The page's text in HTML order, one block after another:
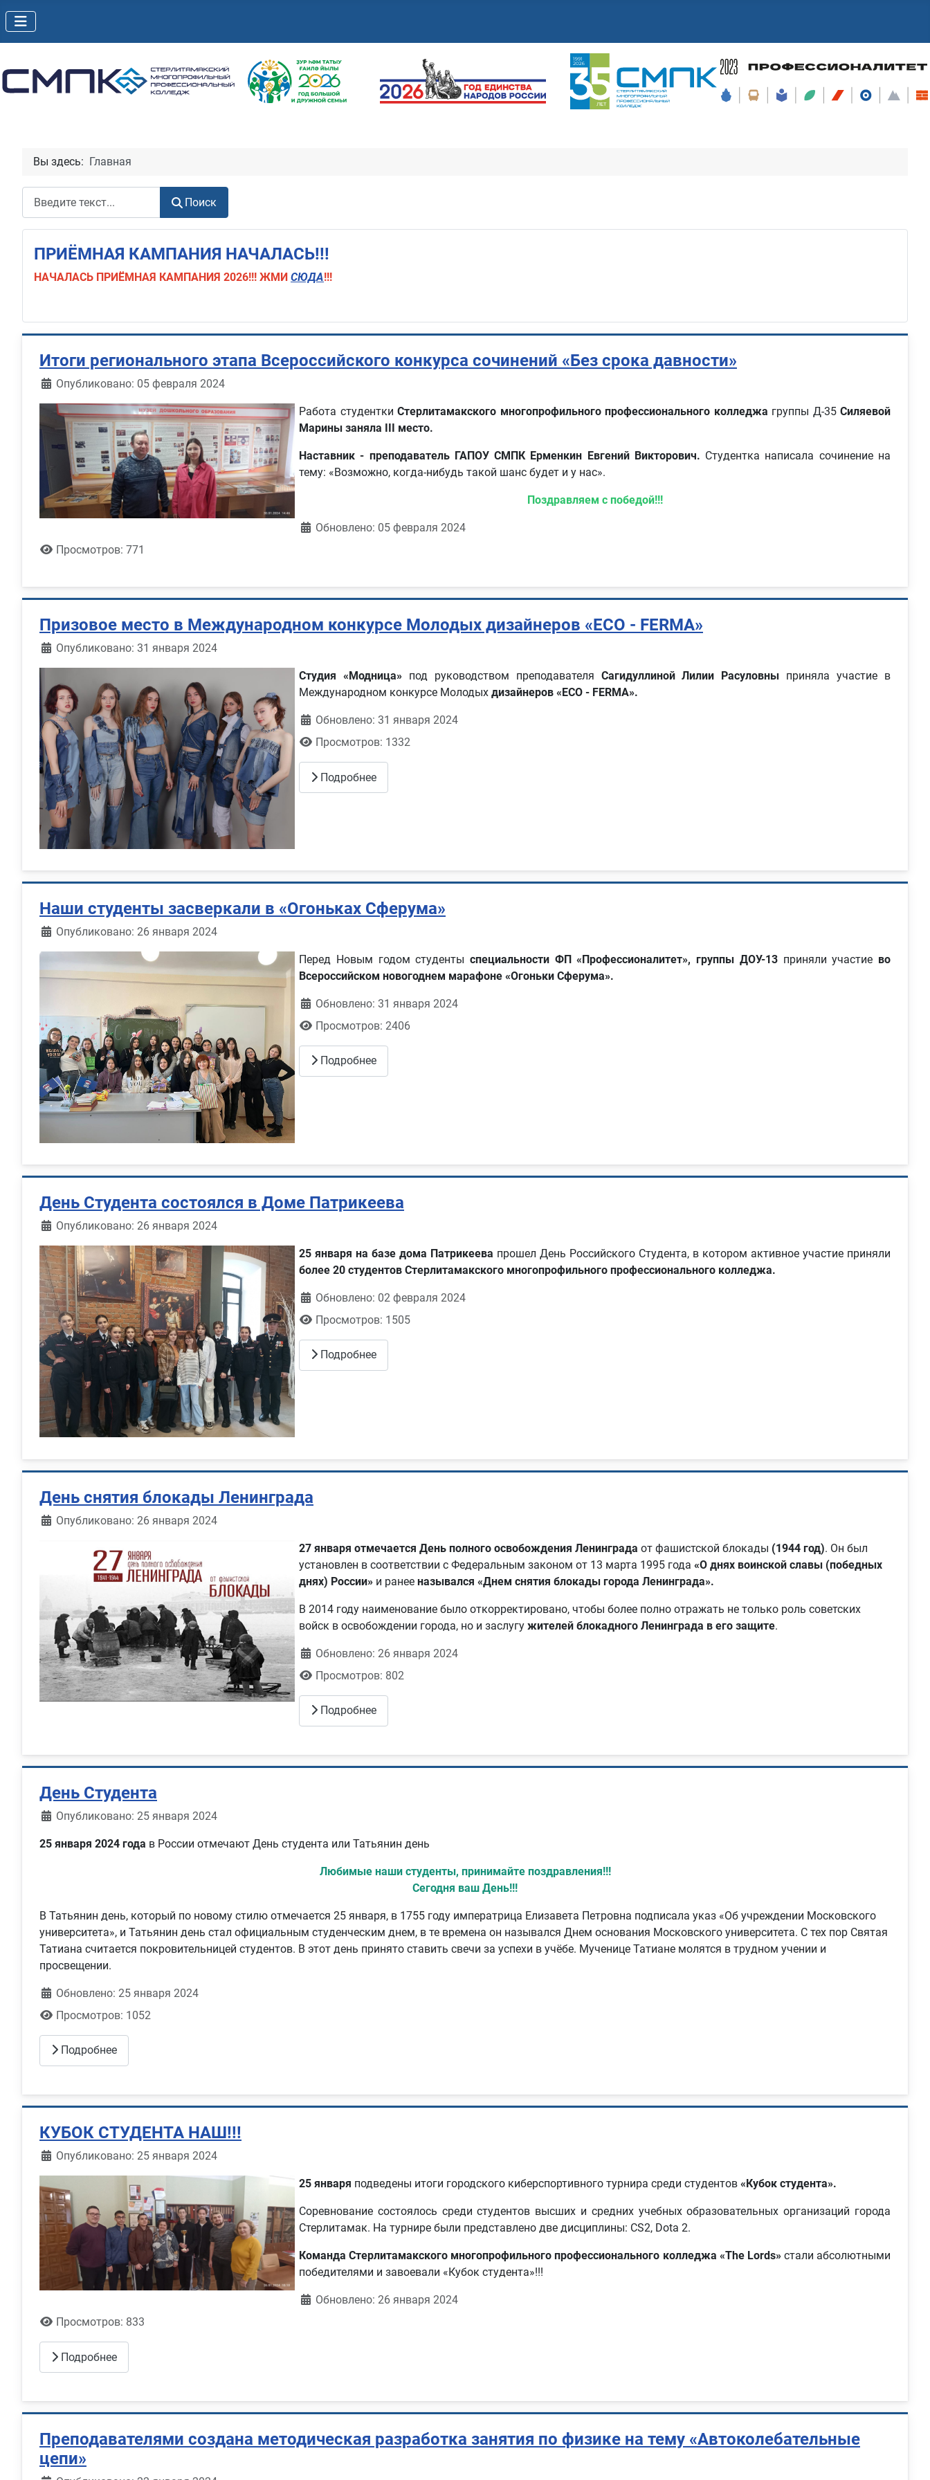
Вы здесь: Главная
Поиск
ПРИЁМНАЯ КАМПАНИЯ НАЧАЛАСЬ!!!
НАЧАЛАСЬ ПРИЁМНАЯ КАМПАНИЯ 2026!!! ЖМИ СЮДА!!!
Итоги регионального этапа Всероссийского конкурса сочинений «Без срока давности»
Информация о материале
Опубликовано: 05 февраля 2024
Работа студенткиСтерлитамакского многопрофильного профессионального колледжа группы Д-35Силяевой
Марины заняла III место.
Наставник - преподаватель ГАПОУ СМПК Ерменкин Евгений Викторович. Студентка написала сочинение на
тему: «Возможно, когда-нибудь такой шанс будет и у нас».
Поздравляем с победой!!!
Обновлено: 05 февраля 2024
Просмотров: 771
Призовое место в Международном конкурсе Молодых дизайнеров «ECO - FERMA»
Информация о материале
Опубликовано: 31 января 2024
Студия «Модница» под руководством преподавателя Сагидуллиной Лилии Расуловны приняла участие в
Международном конкурсе Молодыхдизайнеров «ECO - FERMA».
Обновлено: 31 января 2024
Просмотров: 1332
Подробнее
Наши студенты засверкали в «Огоньках Сферума»
Информация о материале
Опубликовано: 26 января 2024
Перед Новым годом студенты специальности ФП «Профессионалитет», группы ДОУ-13приняли участие во
Всероссийском новогоднем марафоне «Огоньки Сферума».
Обновлено: 31 января 2024
Просмотров: 2406
Подробнее
День Студента состоялся в Доме Патрикеева
Информация о материале
Опубликовано: 26 января 2024
25 января на базе дома Патрикеева прошел День Российского Студента, в котором активное участие приняли
более 20 студентов Стерлитамакского многопрофильного профессионального колледжа.
Обновлено: 02 февраля 2024
Просмотров: 1505
Подробнее
День снятия блокады Ленинграда
Информация о материале
Опубликовано: 26 января 2024
27 января отмечается День полного освобождения Ленинграда от фашистской блокады (1944 год). Он был
установлен в соответствии с Федеральным законом от 13 марта 1995 года«О днях воинской славы (победных
днях) России» и ранееназывался «Днем снятия блокады города Ленинграда».
В 2014 году наименование было откорректировано, чтобы более полно отражать не только роль советских
войск в освобождении города, но и заслугужителей блокадного Ленинграда в его защите.
Обновлено: 26 января 2024
Просмотров: 802
Подробнее
День Студента
Информация о материале
Опубликовано: 25 января 2024
25 января 2024 года в России отмечают День студента или Татьянин день
Любимые наши студенты, принимайте поздравления!!!
Сегодня ваш День!!!
В Татьянин день, который по новому стилю отмечается 25 января, в 1755 году императрица Елизавета Петровна подписала указ «Об учреждении Московского
университета», и Татьянин день стал официальным студенческим днем, в те времена он назывался Днем основания Московского университета. С тех пор Святая
Татиана считается покровительницей студентов. В этот день принято ставить свечи за успехи в учёбе. Мученице Татиане молятся в трудном учении и
просвещении.
Обновлено: 25 января 2024
Просмотров: 1052
Подробнее
КУБОК СТУДЕНТА НАШ!!!
Информация о материале
Опубликовано: 25 января 2024
25 января подведены итоги городского киберспортивного турнира среди студентов«Кубок студента».
Соревнование состоялось среди студентов высших и средних учебных образовательных организаций города
Стерлитамак. На турнире были представлено две дисциплины: CS2, Dota 2.
Команда Стерлитамакского многопрофильного профессионального колледжа «The Lords»стали абсолютными
победителями и завоевали «Кубок студента»!!!
Обновлено: 26 января 2024
Просмотров: 833
Подробнее
Преподавателями создана методическая разработка занятия по физике на тему «Автоколебательные
цепи»